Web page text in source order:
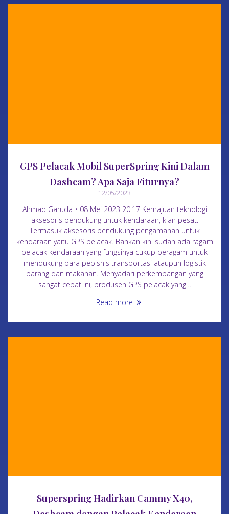
GPS Pelacak Mobil SuperSpring Kini Dalam
Dashcam? Apa Saja Fiturnya?
12/05/2023
Ahmad Garuda • 08 Mei 2023 20:17 Kemajuan teknologi
aksesoris pendukung untuk kendaraan, kian pesat.
Termasuk aksesoris pendukung pengamanan untuk
kendaraan yaitu GPS pelacak. Bahkan kini sudah ada ragam
pelacak kendaraan yang fungsinya cukup beragam untuk
mendukung para pebisnis transportasi ataupun logistik
barang dan makanan. Menyadari perkembangan yang
sangat cepat ini, produsen GPS pelacak yang…
Read more
Superspring Hadirkan Cammy X40,